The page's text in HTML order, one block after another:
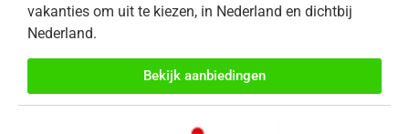
vakanties om uit te kiezen, in Nederland en dichtbij
Nederland.
Bekijk aanbiedingen